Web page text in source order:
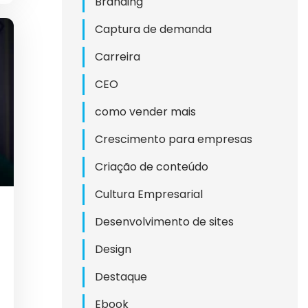
Captura de demanda
Carreira
CEO
como vender mais
Crescimento para empresas
Criação de conteúdo
Cultura Empresarial
Desenvolvimento de sites
Design
Destaque
Ebook